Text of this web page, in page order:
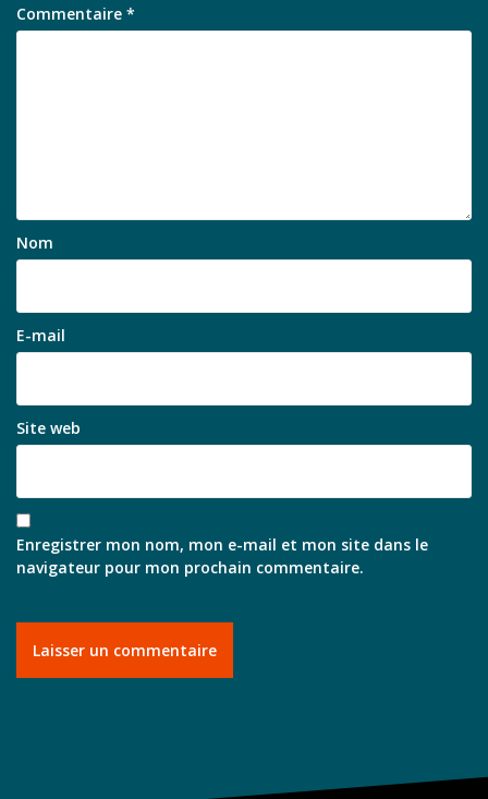
Commentaire *
Nom
E-mail
Site web
Enregistrer mon nom, mon e-mail et mon site dans le
navigateur pour mon prochain commentaire.